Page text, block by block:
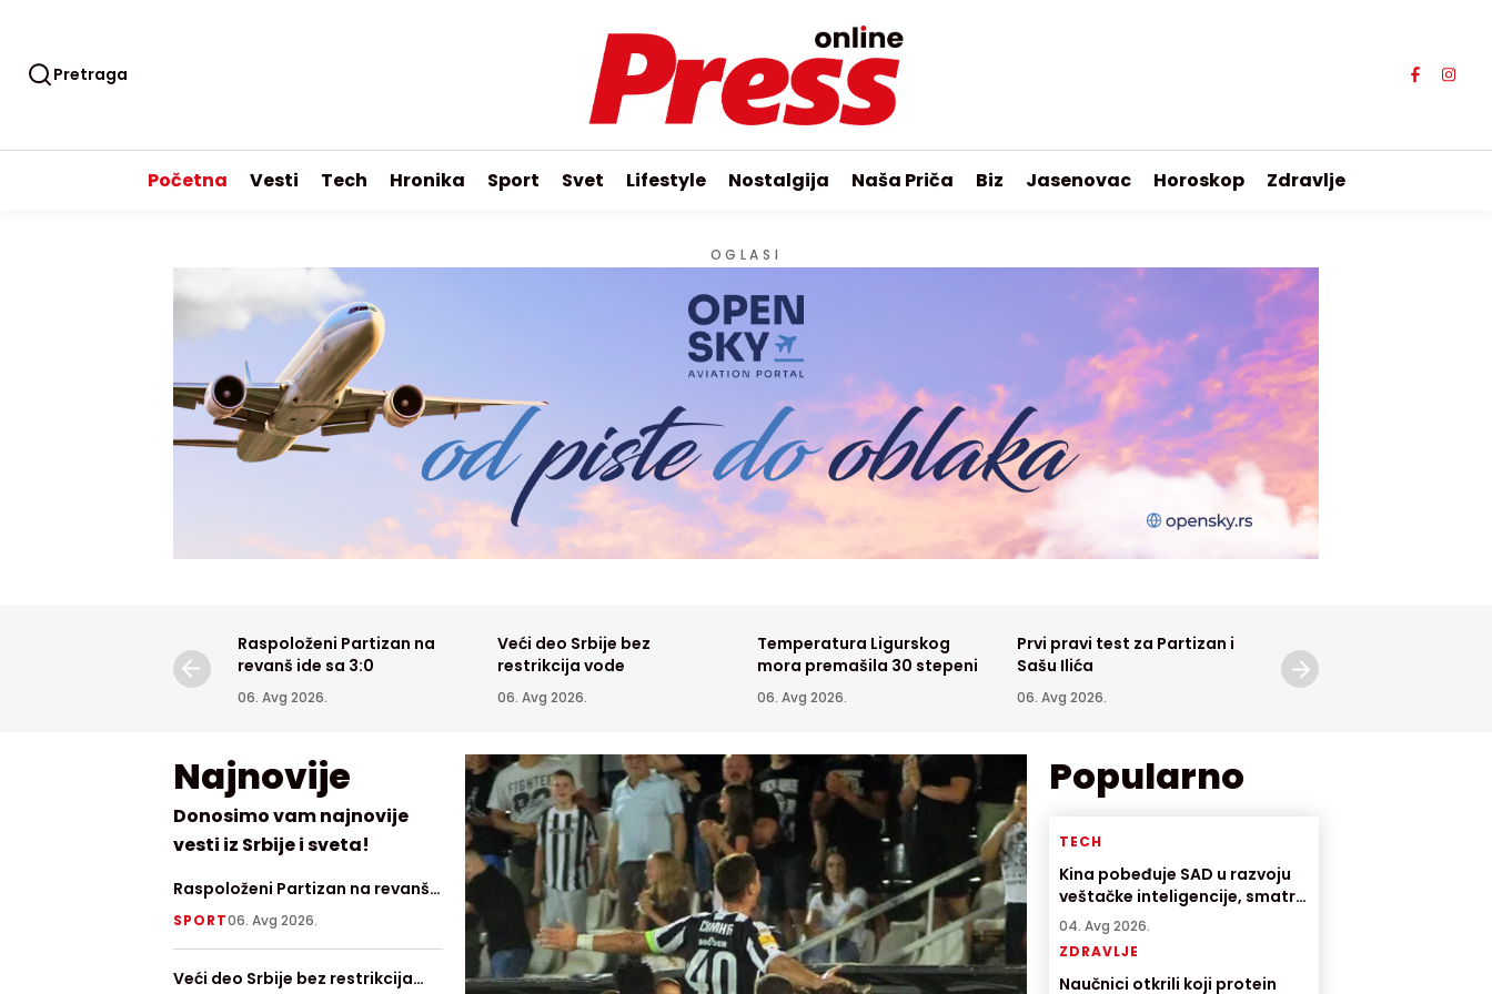
Pretraga
Početna Vesti Tech Hronika Sport Svet Lifestyle Nostalgija Naša Priča Biz Jasenovac Horoskop Zdravlje
OGLASI
Raspoloženi Partizan na
revanš ide sa 3:0
06. Avg 2026.
Veći deo Srbije bez
restrikcija vode
06. Avg 2026.
Temperatura Ligurskog
mora premašila 30 stepeni
06. Avg 2026.
Prvi pravi test za Partizan i
Sašu Ilića
06. Avg 2026.
Ministarstvo pravde zbog
Epstinovih dosijea
Najnovije
Donosimo vam najnovije
vesti iz Srbije i sveta!
Raspoloženi Partizan na revanš
ide sa 3:0
SPORT06. Avg 2026.
Veći deo Srbije bez restrikcija
Najnovija posmatranja Sunca
otkrila vrtloge plazme na
njegovoj površini
TECH 06. Avg 2026.
Danas vrhunac toplotnog
Proizvodnja struje u Đerdapu na
20 do 30%
VESTI05. Avg 2026.
Filmski festival u Sremskim
Popularno
TECH
Kina pobeđuje SAD u razvoju
veštačke inteligencije, smatra
direktor američke AI
kompanije
04. Avg 2026.
ZDRAVLJE
Naučnici otkrili koji protein